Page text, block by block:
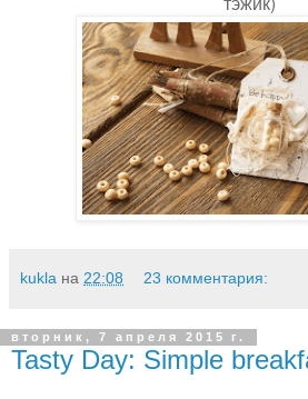
kukla на 22:08 23 комментария:
вторник, 7 апреля 2015 г.
Tasty Day: Simple